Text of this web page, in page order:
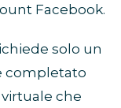
Facebook.
solo un
completato
che